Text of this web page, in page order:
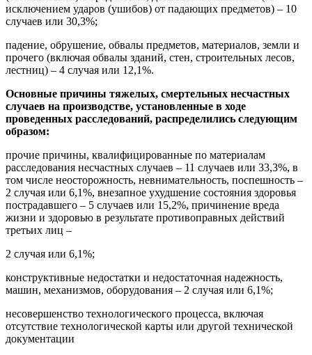
исключением ударов (ушибов) от падающих предметов) – 10
случаев или 30,3%;
падение, обрушение, обвалы предметов, материалов, земли и
прочего (включая обвалы зданий, стен, строительных лесов,
лестниц) – 4 случая или 12,1%.
Основные причины тяжелых, смертельных несчастных
случаев на производстве, установленные в ходе
проведенных расследований, распределились следующим
образом:
прочие причины, квалифицированные по материалам
расследования несчастных случаев – 11 случаев или 33,3%, в
том числе неосторожность, невнимательность, поспешность –
2 случая или 6,1%, внезапное ухудшение состояния здоровья
пострадавшего – 5 случаев или 15,2%, причинение вреда
жизни и здоровью в результате противоправных действий
третьих лиц –
2 случая или 6,1%;
конструктивные недостатки и недостаточная надежность,
машин, механизмов, оборудования – 2 случая или 6,1%;
несовершенство технологического процесса, включая
отсутствие технологической карты или другой технической
документации